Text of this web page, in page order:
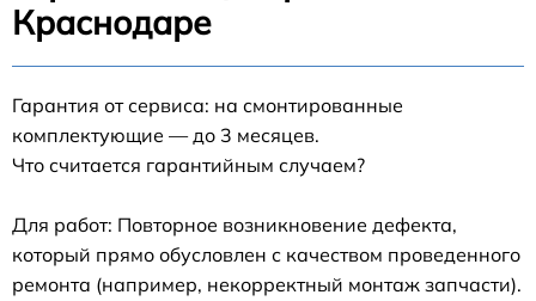
Краснодаре
Гарантия от сервиса: на смонтированные
комплектующие — до 3 месяцев.
Что считается гарантийным случаем?
Для работ: Повторное возникновение дефекта,
который прямо обусловлен с качеством проведенного
ремонта (например, некорректный монтаж запчасти).